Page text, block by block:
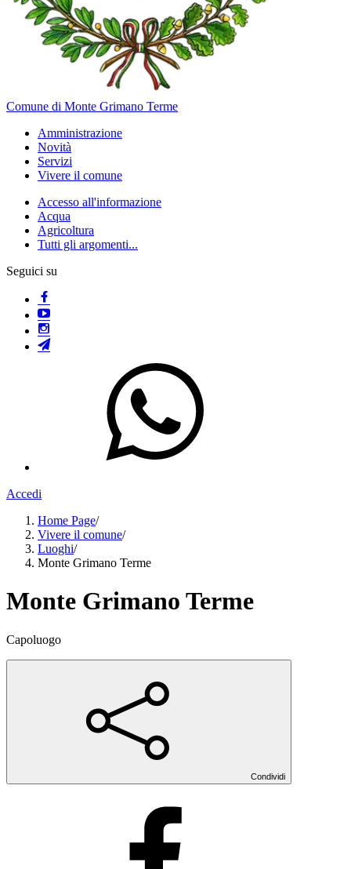
Comune di Monte Grimano Terme
Amministrazione
Novità
Servizi
Vivere il comune
Accesso all'informazione
Acqua
Agricoltura
Tutti gli argomenti...
Seguici su
Accedi
Home Page/
Vivere il comune/
Luoghi/
Monte Grimano Terme
Monte Grimano Terme
Capoluogo
Condividi